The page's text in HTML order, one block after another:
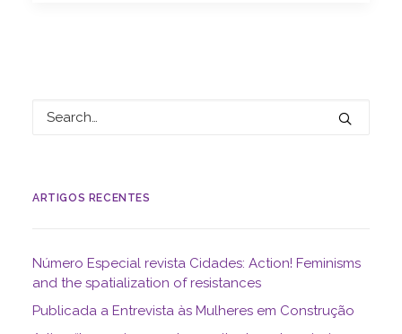
ARTIGOS RECENTES
Número Especial revista Cidades: Action! Feminisms
and the spatialization of resistances
Publicada a Entrevista às Mulheres em Construção